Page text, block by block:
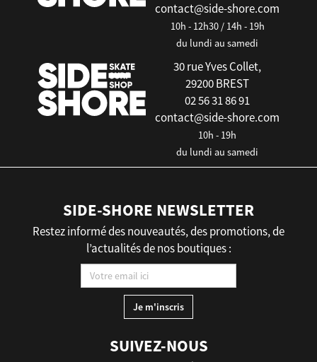
contact@side-shore.com
10h - 12h30 / 14h - 19h
du lundi au samedi
30 rue Yves Collet,
29200 BREST
02 56 31 86 91
contact@side-shore.com
10h - 19h
du lundi au samedi
SIDE-SHORE NEWSLETTER
Restez informé des nouveautés, des promotions, de
l’actualités de nos boutiques :
SUIVEZ-NOUS